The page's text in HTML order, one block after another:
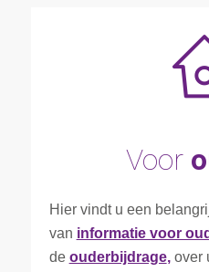
Voor
Hier vindt u een
van informatie voor
de ouderbijdrage,over